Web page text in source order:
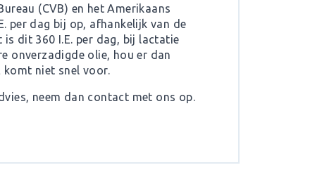
(CVB) en het Amerikaans
per dag bij op, afhankelijk van de
dit 360 I.E. per dag, bij lactatie
onverzadigde olie, hou er dan
komt niet snel voor.
neem dan contact met ons op.